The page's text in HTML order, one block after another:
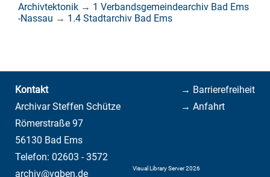
Archivtektonik → 1 Verbandsgemeindearchiv Bad Ems
-Nassau → 1.4 Stadtarchiv Bad Ems
→ Barrierefreiheit
→ Anfahrt
Kontakt
Archivar Steffen Schütze
Römerstraße 97
56130 Bad Ems
Telefon: 02603 - 3572
archiv@vgben.de
Visual Library Server 2026